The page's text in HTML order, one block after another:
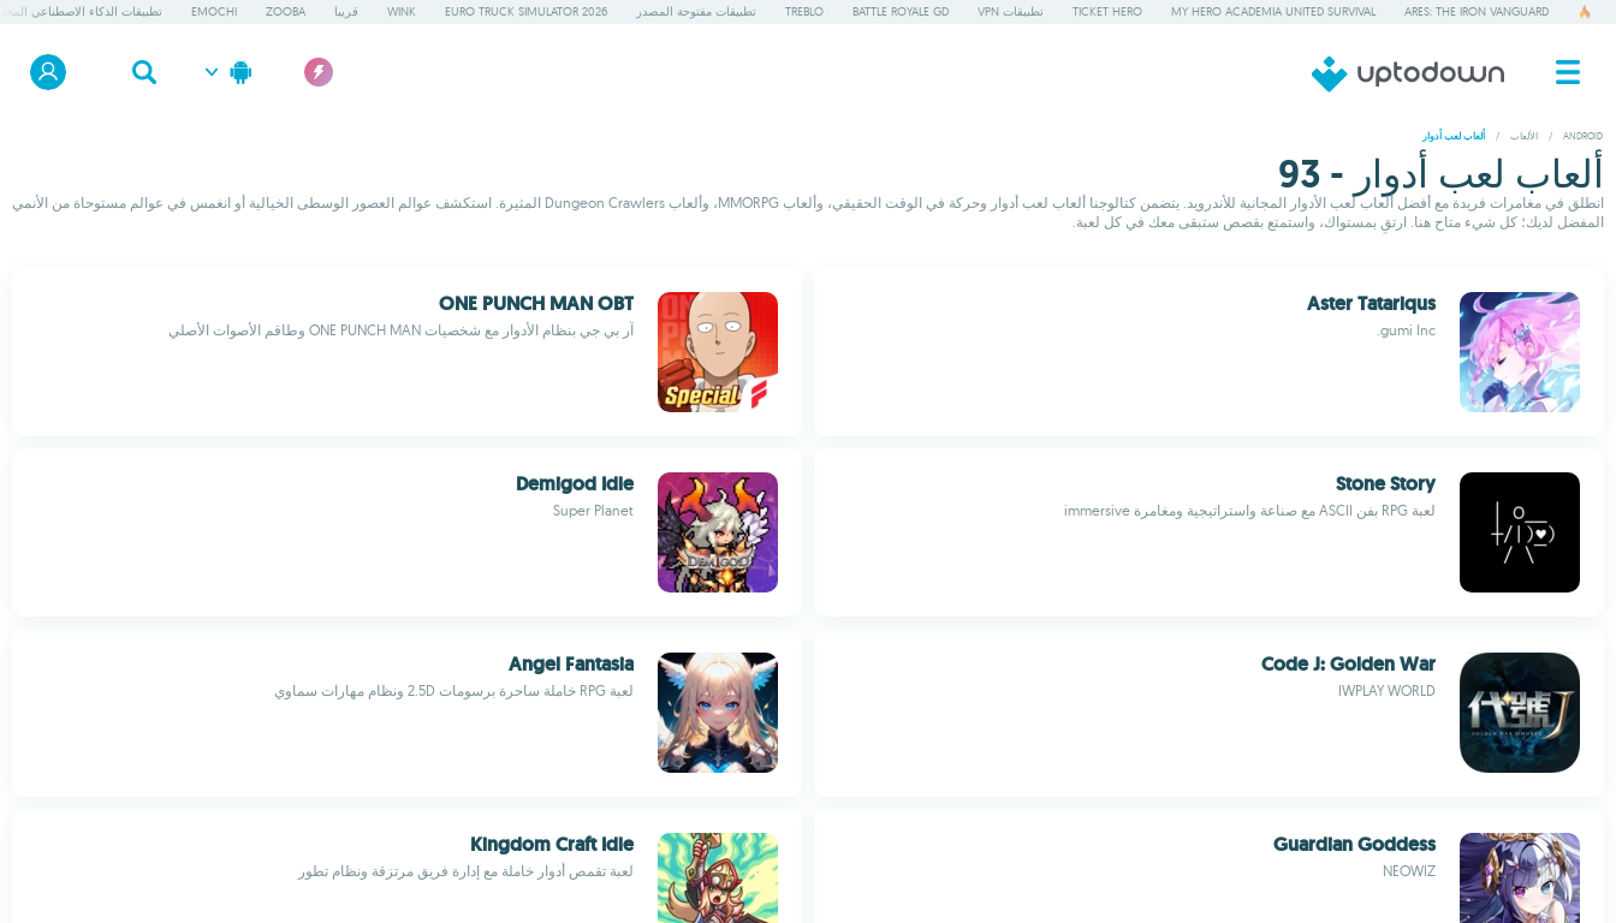
ARES: THE IRON VANGUARD
MY HERO ACADEMIA UNITED SURVIVAL
TICKET HERO تطبيقات VPN BATTLE ROYALE GD
TREBLO تطبيقات مفتوحة المصدر EURO TRUCK SIMULATOR 2026
WINK قريبا ZOOBA
EMOCHI تطبيقات الذكاء الاصطناعي
ANDROID
/ الألعاب / ألعاب لعب أدوار
ألعاب لعب أدوار - 93
انطلق في مغامرات فريدة مع أفضل ألعاب لعب الأدوار المجانية للأندرويد. يتضمن كتالوجنا ألعاب لعب أدوار وحركة في الوقت الحقيقي، وألعاب MMORPG، وألعاب Dungeon Crawlers المثيرة. استكشف عوالم العصور الوسطى الخيالية أو انغمس في عوالم مستوحاة من الأنمي
المفضل لديك؛ كل شيء متاح هنا. ارتقِ بمستواك، واستمتع بقصص ستبقى معك في كل لعبة.
Aster Tatariqus
gumi Inc.
ONE PUNCH MAN OBT
آر بي جي بنظام الأدوار مع شخصيات ONE PUNCH MAN وطاقم الأصوات الأصلي
Stone Story
لعبة RPG بفن ASCII مع صناعة واستراتيجية ومغامرة immersive
Demigod Idle
Super Planet
Code J: Golden War
IWPLAY WORLD
Angel Fantasia
لعبة RPG خاملة ساحرة برسومات 2.5D ونظام مهارات سماوي
Guardian Goddess
NEOWIZ
Kingdom Craft Idle
لعبة تقمص أدوار خاملة مع إدارة فريق مرتزقة ونظام تطور